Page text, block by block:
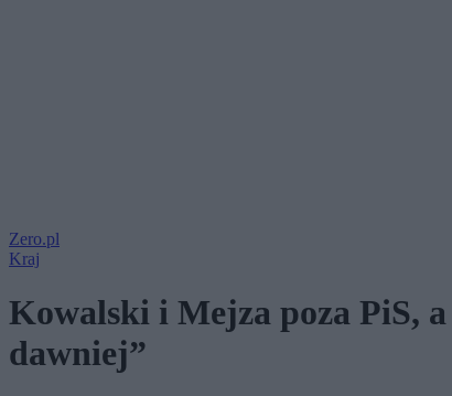
Zero.pl
Kraj
Kowalski i Mejza poza PiS,
dawniej”